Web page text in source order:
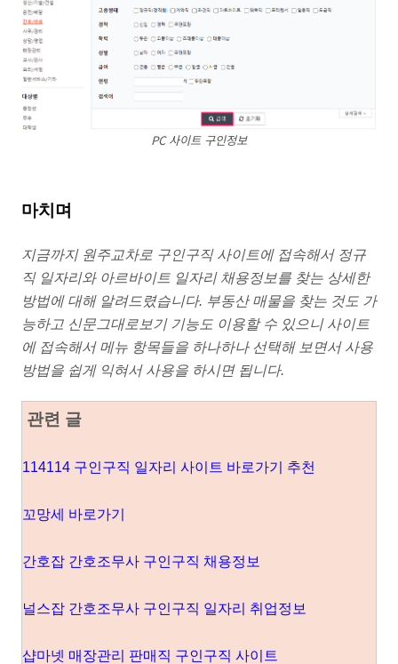
PC 사이트 구인정보
마치며
지금까지 원주교차로 구인구직 사이트에 접속해서 정규
직 일자리와 아르바이트 일자리 채용정보를 찾는 상세한
방법에 대해 알려드렸습니다. 부동산 매물을 찾는 것도 가
능하고 신문그대로보기 기능도 이용할 수 있으니 사이트
에 접속해서 메뉴 항목들을 하나하나 선택해 보면서 사용
방법을 쉽게 익혀서 사용을 하시면 됩니다.
관련 글
114114 구인구직 일자리 사이트 바로가기 추천
꼬망세 바로가기
간호잡 간호조무사 구인구직 채용정보
널스잡 간호조무사 구인구직 일자리 취업정보
샵마넷 매장관리 판매직 구인구직 사이트